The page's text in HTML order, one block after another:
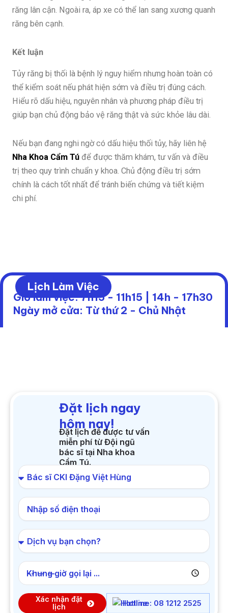
răng lân cận. Ngoài ra, áp xe có thể lan sang xương quanh
răng bên cạnh.
Kết luận
Tủy răng bị thối là bệnh lý nguy hiểm nhưng hoàn toàn có
thể kiểm soát nếu phát hiện sớm và điều trị đúng cách.
Hiểu rõ dấu hiệu, nguyên nhân và phương pháp điều trị
giúp bạn chủ động bảo vệ răng thật và sức khỏe lâu dài.
Nếu bạn đang nghi ngờ có dấu hiệu thối tủy, hãy liên hệ
Nha Khoa Cẩm Tú để được thăm khám, tư vấn và điều
trị theo quy trình chuẩn y khoa. Chủ động điều trị sớm
chính là cách tốt nhất để tránh biến chứng và tiết kiệm
chi phí.
Lịch Làm Việc
Giờ làm việc: 7h15 - 11h15 | 14h - 17h30
Ngày mở cửa: Từ thứ 2 - Chủ Nhật
Đặt lịch ngay
hôm nay!
Đặt lịch để được tư vấn
miễn phí từ Đội ngũ
bác sĩ tại Nha khoa
Cẩm Tú.
Khung giờ gọi lại ...
Xác nhận đặt
lịch
Hotline: 08 1212 2525